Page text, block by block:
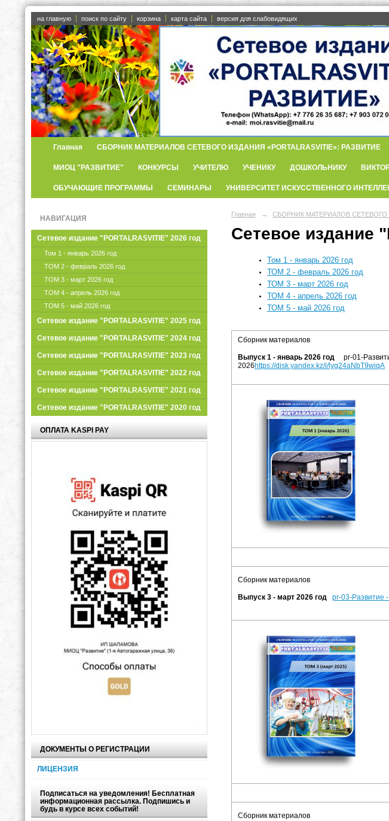
на главную поиск по сайту корзина карта сайта версия для слабовидящих
Главная СБОРНИК МАТЕРИАЛОВ СЕТЕВОГО ИЗДАНИЯ «PORTALRASVITIE»: РАЗВИТИЕ
МИОЦ "РАЗВИТИЕ" КОНКУРСЫ УЧИТЕЛЮ УЧЕНИКУ ДОШКОЛЬНИКУ
ОБУЧАЮЩИЕ ПРОГРАММЫ СЕМИНАРЫ УНИВЕРСИТЕТ ИСКУССТВЕННОГО
НАВИГАЦИЯ
Сетевое издание "PORTALRASVITIE" 2026 год
Том 1 - январь 2026 год
ТОМ 2 - февраль 2026 год
ТОМ 3 - март 2026 год
ТОМ 4 - апрель 2026 год
ТОМ 5 - май 2026 год
Сетевое издание "PORTALRASVITIE" 2025 год
Сетевое издание "PORTALRASVITIE" 2024 год
Сетевое издание "PORTALRASVITIE" 2023 год
Сетевое издание "PORTALRASVITIE" 2022 год
Сетевое издание "PORTALRASVITIE" 2021 год
Сетевое издание "PORTALRASVITIE" 2020 год
ОПЛАТА KASPI PAY
ДОКУМЕНТЫ О РЕГИСТРАЦИИ
ЛИЦЕНЗИЯ
Подписаться на уведомления! Бесплатная
информационная рассылка. Подпишись и
будь в курсе всех событий!
Главная → СБОРНИК МАТЕРИАЛОВ СЕТЕВОГО
Сетевое издание
Том 1 - январь 2026 год
ТОМ 2 - февраль 2026 год
ТОМ 3 - март 2026 год
ТОМ 4 - апрель 2026 год
ТОМ 5 - май 2026 год
Сборник материалов
Выпуск 1 - январь 2026 год pr-01-
2026 https://disk.yandex.kz/i/lyg24aNbT9wiqA
Сборник материалов
Выпуск 3 - март 2026 год pr-03-Развитие
Сборник материалов